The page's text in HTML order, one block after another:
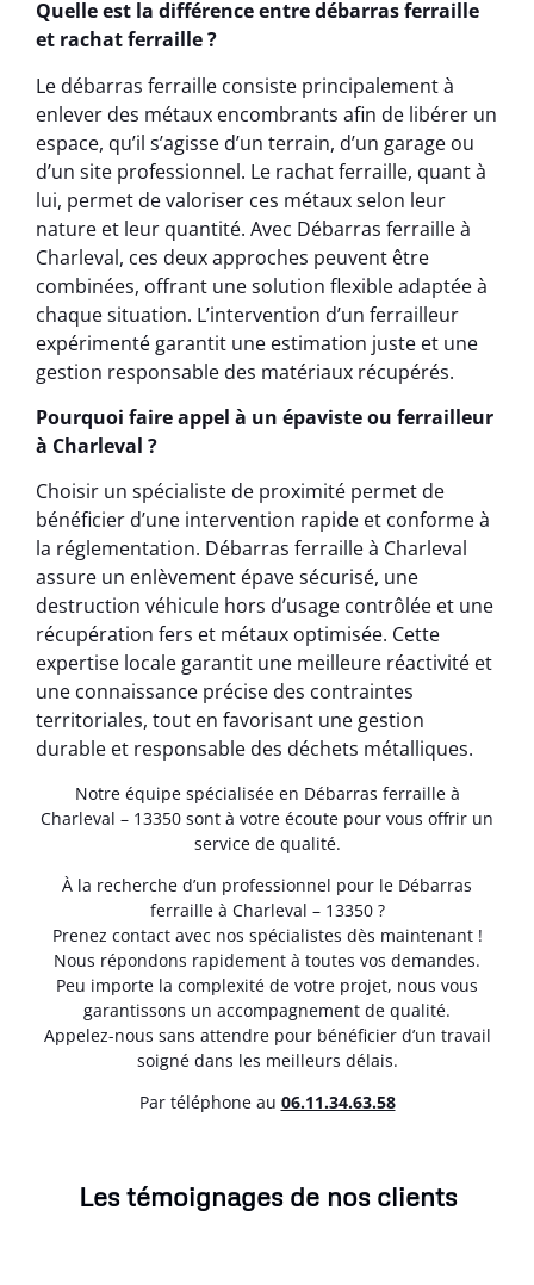
Quelle est la différence entre débarras ferraille
et rachat ferraille ?
Le débarras ferraille consiste principalement à
enlever des métaux encombrants afin de libérer un
espace, qu’il s’agisse d’un terrain, d’un garage ou
d’un site professionnel. Le rachat ferraille, quant à
lui, permet de valoriser ces métaux selon leur
nature et leur quantité. Avec Débarras ferraille à
Charleval, ces deux approches peuvent être
combinées, offrant une solution flexible adaptée à
chaque situation. L’intervention d’un ferrailleur
expérimenté garantit une estimation juste et une
gestion responsable des matériaux récupérés.
Pourquoi faire appel à un épaviste ou ferrailleur
à Charleval ?
Choisir un spécialiste de proximité permet de
bénéficier d’une intervention rapide et conforme à
la réglementation. Débarras ferraille à Charleval
assure un enlèvement épave sécurisé, une
destruction véhicule hors d’usage contrôlée et une
récupération fers et métaux optimisée. Cette
expertise locale garantit une meilleure réactivité et
une connaissance précise des contraintes
territoriales, tout en favorisant une gestion
durable et responsable des déchets métalliques.
Notre équipe spécialisée en Débarras ferraille à
Charleval – 13350 sont à votre écoute pour vous offrir un
service de qualité.
À la recherche d’un professionnel pour le Débarras
ferraille à Charleval – 13350 ?
Prenez contact avec nos spécialistes dès maintenant !
Nous répondons rapidement à toutes vos demandes.
Peu importe la complexité de votre projet, nous vous
garantissons un accompagnement de qualité.
Appelez-nous sans attendre pour bénéficier d’un travail
soigné dans les meilleurs délais.
Par téléphone au 06.11.34.63.58
Les témoignages de nos clients